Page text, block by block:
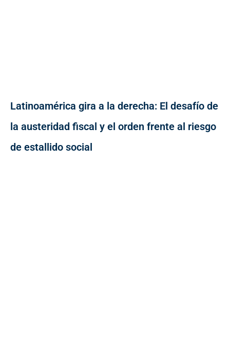
Latinoamérica gira a la derecha: El desafío de
la austeridad fiscal y el orden frente al riesgo
de estallido social